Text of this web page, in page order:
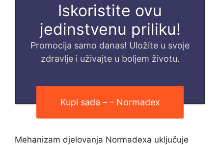
Iskoristite ovu
jedinstvenu priliku!
Promocija samo danas! Uložite u svoje
zdravlje i uživajte u boljem životu.
Kupi sada – – Normadex
Mehanizam djelovanja Normadexa uključuje